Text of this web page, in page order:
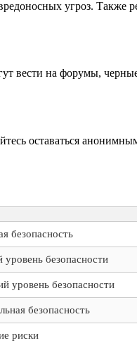
угроз. Также
вести на форумы,
оставаться
безопасность
уровень безопасности
уровень безопасности
безопасность
риски